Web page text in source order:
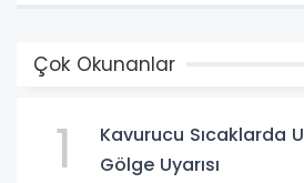
Çok Okunanlar
1
Kavurucu Sıcaklarda
Gölge Uyarısı